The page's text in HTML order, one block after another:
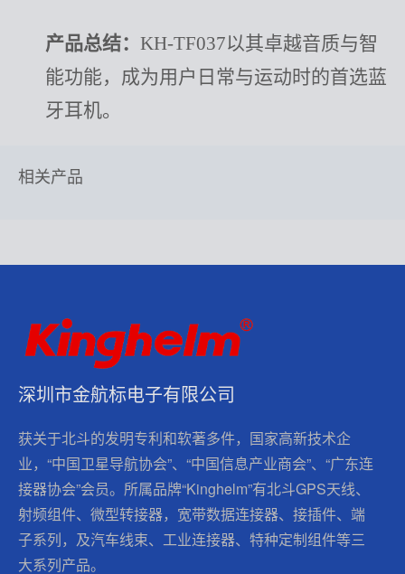
产品总结： KH-TF037以其卓越音质与智
能功能，成为用户日常与运动时的首选蓝
牙耳机。
相关产品
深圳市金航标电子有限公司
获关于北斗的发明专利和软著多件，国家高新技术企
业，“中国卫星导航协会”、“中国信息产业商会”、“广东连
接器协会”会员。所属品牌“Kinghelm”有北斗GPS天线、
射频组件、微型转接器，宽带数据连接器、接插件、端
子系列，及汽车线束、工业连接器、特种定制组件等三
大系列产品。